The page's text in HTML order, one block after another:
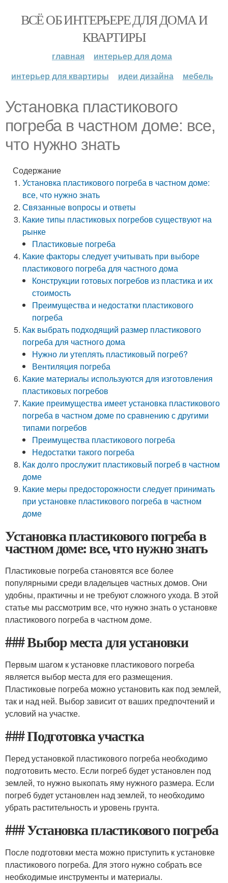
ВСЁ ОБ ИНТЕРЬЕРЕ ДЛЯ ДОМА И
КВАРТИРЫ
главная
интерьер для дома
интерьер для квартиры
идеи дизайна мебель
Установка пластикового
погреба в частном доме: все,
что нужно знать
Содержание
Установка пластикового погреба в частном доме:
все, что нужно знать
Связанные вопросы и ответы
Какие типы пластиковых погребов существуют на
рынке
Пластиковые погреба
Какие факторы следует учитывать при выборе
пластикового погреба для частного дома
Конструкции готовых погребов из пластика и их
стоимость
Преимущества и недостатки пластикового
погреба
Как выбрать подходящий размер пластикового
погреба для частного дома
Нужно ли утеплять пластиковый погреб?
Вентиляция погреба
Какие материалы используются для изготовления
пластиковых погребов
Какие преимущества имеет установка пластикового
погреба в частном доме по сравнению с другими
типами погребов
Преимущества пластикового погреба
Недостатки такого погреба
Как долго прослужит пластиковый погреб в частном
доме
Какие меры предосторожности следует принимать
при установке пластикового погреба в частном
доме
Установка пластикового погреба в
частном доме: все, что нужно знать
Пластиковые погреба становятся все более
популярными среди владельцев частных домов. Они
удобны, практичны и не требуют сложного ухода. В этой
статье мы рассмотрим все, что нужно знать о установке
пластикового погреба в частном доме.
### Выбор места для установки
Первым шагом к установке пластикового погреба
является выбор места для его размещения.
Пластиковые погреба можно установить как под землей,
так и над ней. Выбор зависит от ваших предпочтений и
условий на участке.
### Подготовка участка
Перед установкой пластикового погреба необходимо
подготовить место. Если погреб будет установлен под
землей, то нужно выкопать яму нужного размера. Если
погреб будет установлен над землей, то необходимо
убрать растительность и уровень грунта.
### Установка пластикового погреба
После подготовки места можно приступить к установке
пластикового погреба. Для этого нужно собрать все
необходимые инструменты и материалы.